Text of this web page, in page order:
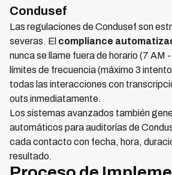
Condusef
Las regulaciones de Condusef son
severas. El compliance
nunca se llame fuera de horario (7 AM
límites de frecuencia (máximo 3
todas las interacciones con
outs inmediatamente.
Los sistemas avanzados también
automáticos para auditorías de
cada contacto con fecha, hora,
resultado.